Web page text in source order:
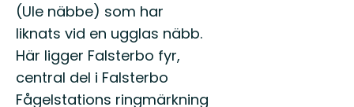
(Ule näbbe) som har
liknats vid en ugglas näbb.
Här ligger Falsterbo fyr,
central del i Falsterbo
Fågelstations ringmärkning